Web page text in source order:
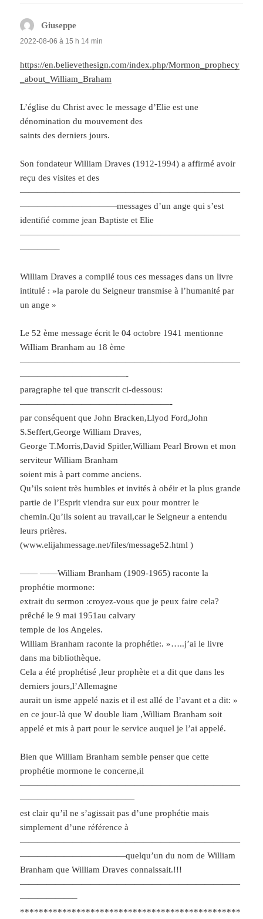
Giuseppe
2022-08-06 à 15 h 14 min
https://en.believethesign.com/index.php/Mormon_prophecy
_about_William_Braham
L’église du Christ avec le message d’Elie est une
dénomination du mouvement des
saints des derniers jours.
Son fondateur William Draves (1912-1994) a affirmé avoir
reçu des visites et des
—————————————————————————
———————————messages d’un ange qui s’est
identifié comme jean Baptiste et Elie
—————————————————————————
————–
William Draves a compilé tous ces messages dans un livre
intitulé : »la parole du Seigneur transmise à l’humanité par
un ange »
Le 52 ème message écrit le 04 octobre 1941 mentionne
WiIliam Branham au 18 ème
—————————————————————————
————————————-
paragraphe tel que transcrit ci-dessous:
—————————————————-
par conséquent que John Bracken,Llyod Ford,John
S.Seffert,George William Draves,
George T.Morris,David Spitler,William Pearl Brown et mon
serviteur William Branham
soient mis à part comme anciens.
Qu’ils soient très humbles et invités à obéir et la plus grande
partie de l’Esprit viendra sur eux pour montrer le
chemin.Qu’ils soient au travail,car le Seigneur a entendu
leurs prières.
(www.elijahmessage.net/files/message52.html )
—— ——William Branham (1909-1965) raconte la
prophétie mormone:
extrait du sermon :croyez-vous que je peux faire cela?
prêché le 9 mai 1951au calvary
temple de los Angeles.
William Branham raconte la prophétie:. »…..j’ai le livre
dans ma bibliothèque.
Cela a été prophétisé ,leur prophète et a dit que dans les
derniers jours,l’Allemagne
aurait un isme appelé nazis et il est allé de l’avant et a dit: »
en ce jour-là que W double liam ,William Branham soit
appelé et mis à part pour le service auquel je l’ai appelé.
Bien que William Branham semble penser que cette
prophétie mormone le concerne,il
—————————————————————————
—————————————
est clair qu’il ne s’agissait pas d’une prophétie mais
simplement d’une référence à
—————————————————————————
————————————quelqu’un du nom de William
Branham que William Draves connaissait.!!!
—————————————————————————
——————–
***********************************************